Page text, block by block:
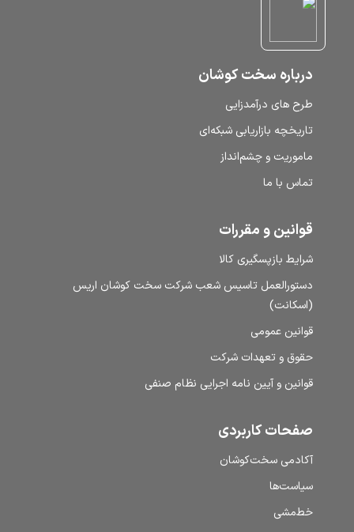
درباره سخت کوشان
طرح‌ های درآمدزایی
تاریخچه بازاریابی شبکه‌ای
ماموریت و چشم‌انداز
تماس با ما
قوانین و مقررات
شرایط بازپسگیری کالا
دستورالعمل تاسیس شعب شرکت سخت کوشان اریس
(اسکانت)
قوانین عمومی
حقوق و تعهدات شرکت
قوانین و آیین نامه اجرایی نظام صنفی
صفحات کاربردی
آکادمی سخت‌کوشان
سیاست‌ها
خط‌مشی